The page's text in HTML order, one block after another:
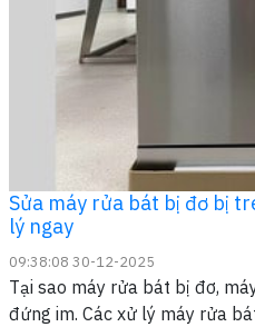
Sửa máy rửa bát bị đơ bị
lý ngay
09:38:08 30-12-2025
Tại sao máy rửa bát bị đơ,
đứng im. Các xử lý máy rửa